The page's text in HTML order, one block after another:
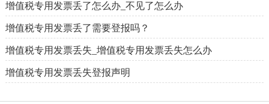
增值税专用发票丢了怎么办_不见了怎么办
增值税专用发票丢了需要登报吗？
增值税专用发票丢失_增值税专用发票丢失怎么办
增值税专用发票丢失登报声明